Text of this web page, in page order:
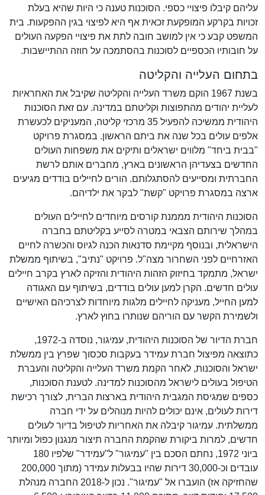
עליהם קיבלו פיצויי כספי. הסוכנות טענה כי היות שהיא בעלת
זכויות בקרקע המופקעת זכאית אף היא לפיצוי בגין ההפקעות. בית
המשפט קבע כי אין למושב חובה לתת את פיצויי הפקעה העולים
על חובותיו הכספיים לסוכנות בהסתמכה על חוזה ההתיישבות.
בתחום העלייה והקליטה
בשנת 1967 הוקם משרד העלייה והקליטה שקיבל את האחראיות
לעליית יהודים מהתפוצות וקליטתם במדינה. עם זאת הסוכנות
היהודית ממשיכה להפעיל 35 מרכזי קליטה, המעניקים לכעשרת
אלפים עולים בכל שנה את ביתם הראשון. במסגרת פרויקט
"בבית ביחד" מלווים ישראלים ותיקים את משפחות העולים
החדשים בצעדיהן הראשונים בארץ, מחברים אותם לרשת
החברתית ומסייעים להסתגלותם. הורים לחיילים בודדים מגיעים
ארצה במסגרת פרויקט "קשת" לבקר את ילדיהם.
הסוכנות היהודית מממנת קורסים מיוחדים לחיילים העולים
במהלך שירותם הצבאי במטרה לסייע בקליטתם בחברה
הישראלית, ובנוסף מקיימת סדנאות הכנה לגיוס והכשרה לחיים
האזרחיים לפני השחרור מצה"ל. פרויקט "נתיב", בשיתוף ממשלת
ישראל, מתמקד בחיזוק הזהות היהודית והזיקה לארץ בקרב חיילים
עולים חדשים. הקרן למען עולים בודדים, בשיתוף עם האגודה
למען החייל, מעניקה לחיילים מלגות מיוחדות לצרכיהם האישיים
ולשמירת הקשר עם הוריהם שנותרו בחוץ לארץ.
חברת הדיור של הסוכנות היהודית, עמיגור, נוסדה ב-1972,
כתוצאה מפיצול חברת עמידר בעקבות סכסוך שפרץ בין ממשלת
ישראל והסוכנות, לאחר הקמת משרד העלייה והקליטה והעברת
הטיפול בעולים לישראל מהסוכנות למדינה. לטענת הסוכנות,
כספים שמגיסת המגבית היהודית בארצות הברית, לצורך רכישת
דירות לעולים, אינם יכולים להיות מנוהלים על ידי חברה
ממשלתית. עמיגור קיבלה את האחריות לטיפול בדיור לעולים
חדשים, למרות ביקורת שהקמת החברה תיצור מנגנון כפול ומיותר
ביוני 1972, נחתם הסכם בין "עמיגור" ל"עמידר" שלפיו 180
עובדים וכ-30,000 דירות שהיו בבעלות עמידר (מתוך 200,000
שהחזיקה אז) הועברו אל "עמיגור". נכון ל-2018 החברה מנהלת